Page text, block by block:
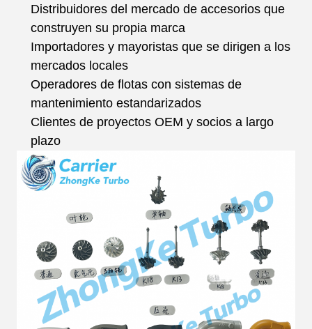
Distribuidores del mercado de accesorios que
construyen su propia marca
Importadores y mayoristas que se dirigen a los
mercados locales
Operadores de flotas con sistemas de
mantenimiento estandarizados
Clientes de proyectos OEM y socios a largo
plazo